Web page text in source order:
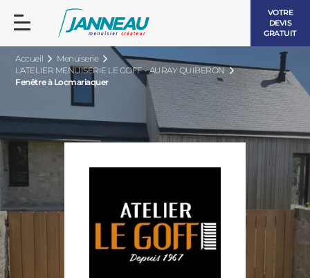
VOTRE
DEVIS
GRATUIT
Accueil
Menuiserie
L'ATELIER MENUISERIE LE GOFF - AURAY QUIBERON
Fenêtre à Locmariaquer
BOIS
PORTES D’ENTRÉE
LES CONTEMPORAINES
LES INTEMPORELLES